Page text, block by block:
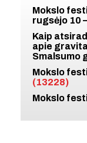
Mokslo
rugsėjo 10
Kaip
apie
Smalsumo
Mokslo
(13228)
Mokslo